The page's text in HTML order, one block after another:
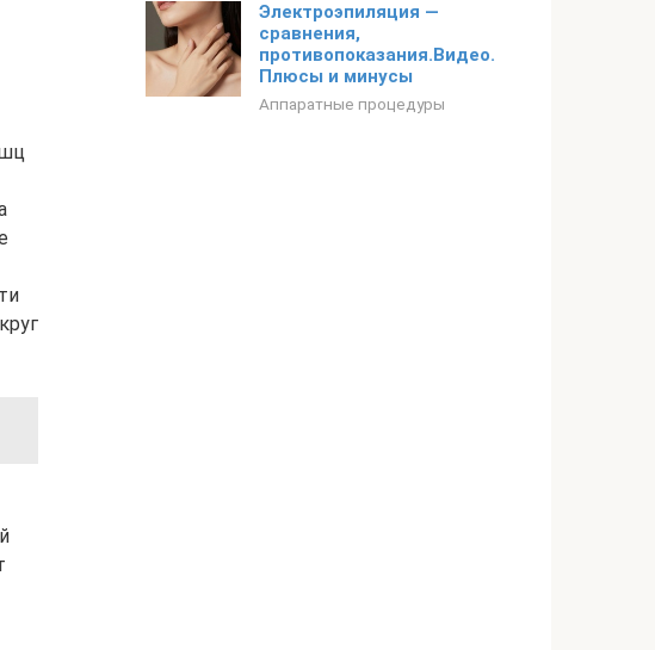
Электроэпиляция —
сравнения,
противопоказания.Видео.
Плюсы и минусы
Аппаратные процедуры